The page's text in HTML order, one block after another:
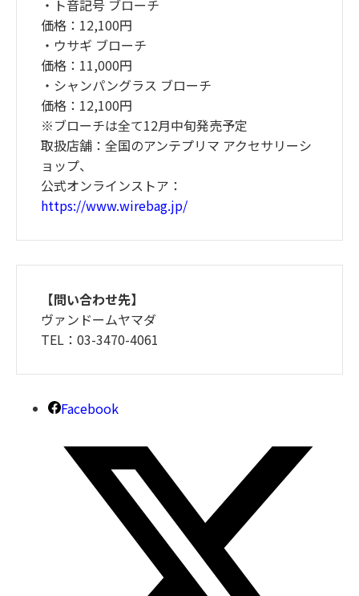
・ト音記号 ブローチ
価格：12,100円
・ウサギ ブローチ
価格：11,000円
・シャンパングラス ブローチ
価格：12,100円
※ブローチは全て12月中旬発売予定
取扱店舗：全国のアンテプリマ アクセサリーシ
ョップ、
公式オンラインストア：
https://www.wirebag.jp/
【問い合わせ先】
ヴァンドームヤマダ
TEL：03-3470-4061
Facebook